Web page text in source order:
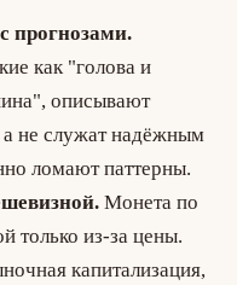
прогнозами.
как "голова и
описывают
не служат надёжным
ломают паттерны.
Монета по
только из-за цены.
капитализация,